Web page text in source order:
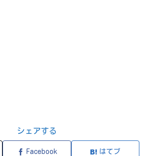
シェアする
Facebook はてブ